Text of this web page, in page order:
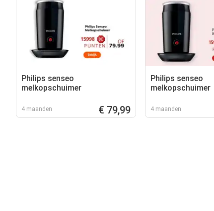
Philips senseo
melkopschuimer
4 maanden € 79,99
Philips senseo
melkopschuimer
4 maanden